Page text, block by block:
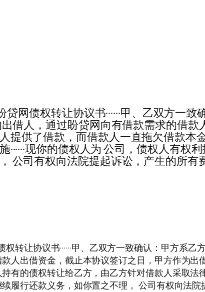
盼贷网债权转让协议书······甲、乙双方
借人，通过盼贷网向有借款需求的借款
提供了借款，而借款人一直拖欠借款
现你的债权人为 公司，债权人有
公司有权向法院提起诉讼，产生的所有
债权转让协议书······甲、乙双方一致确认：甲
人出借资金，截止本协议签订之日，甲方作为
有的债权转让给乙方，由乙方针对借款人采取法
履行还款义务，如你置之不理， 公司有权向法